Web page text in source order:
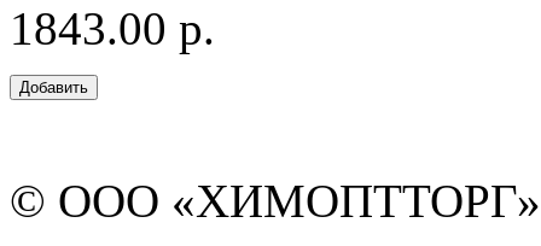
1843.00 р.
© ООО